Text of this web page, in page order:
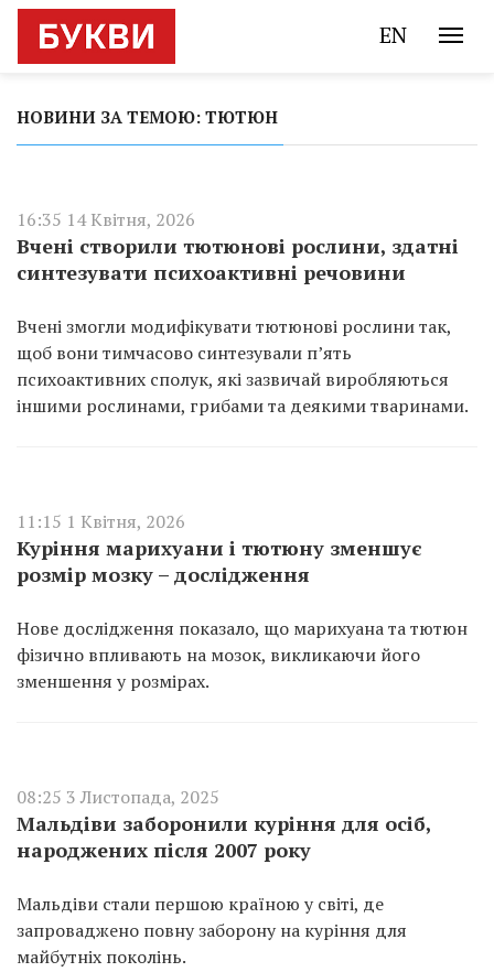
EN
НОВИНИ ЗА ТЕМОЮ: ТЮТЮН
16:35 14 Квітня, 2026
Вчені створили тютюнові рослини, здатні
синтезувати психоактивні речовини
Вчені змогли модифікувати тютюнові рослини так,
щоб вони тимчасово синтезували п’ять
психоактивних сполук, які зазвичай виробляються
іншими рослинами, грибами та деякими тваринами.
11:15 1 Квітня, 2026
Куріння марихуани і тютюну зменшує
розмір мозку – дослідження
Нове дослідження показало, що марихуана та тютюн
фізично впливають на мозок, викликаючи його
зменшення у розмірах.
08:25 3 Листопада, 2025
Мальдіви заборонили куріння для осіб,
народжених після 2007 року
Мальдіви стали першою країною у світі, де
запроваджено повну заборону на куріння для
майбутніх поколінь.